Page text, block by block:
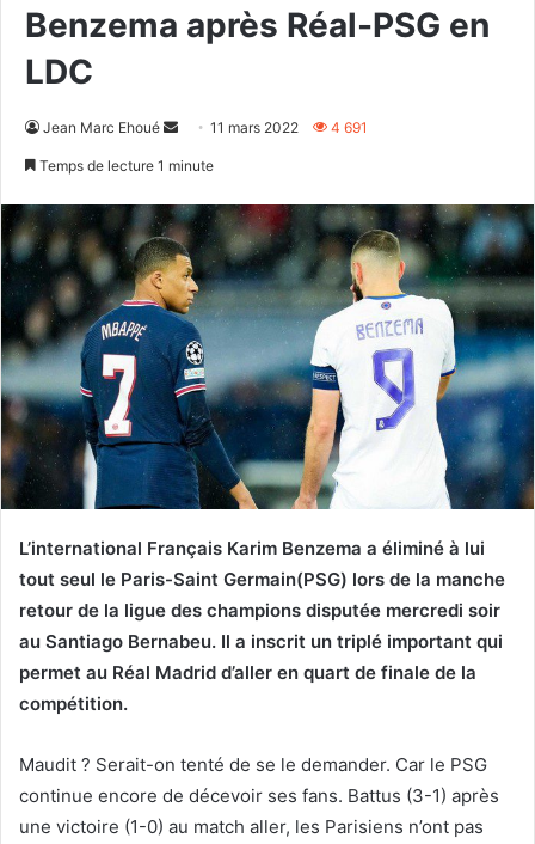
Benzema après Réal-PSG en
LDC
Jean Marc Ehoué
Envoyer11 mars 2022 4 691
Temps de lecture 1 minute
L’international Français Karim Benzema a éliminé à lui
tout seul le Paris-Saint Germain(PSG) lors de la manche
retour de la ligue des champions disputée mercredi soir
au Santiago Bernabeu. Il a inscrit un triplé important qui
permet au Réal Madrid d’aller en quart de finale de la
compétition.
Maudit ? Serait-on tenté de se le demander. Car le PSG
continue encore de décevoir ses fans. Battus (3-1) après
une victoire (1-0) au match aller, les Parisiens n’ont pas